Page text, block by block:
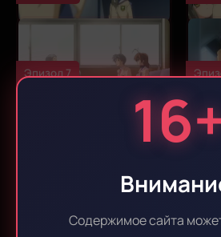
Содержимое сайта
Эпизод 7